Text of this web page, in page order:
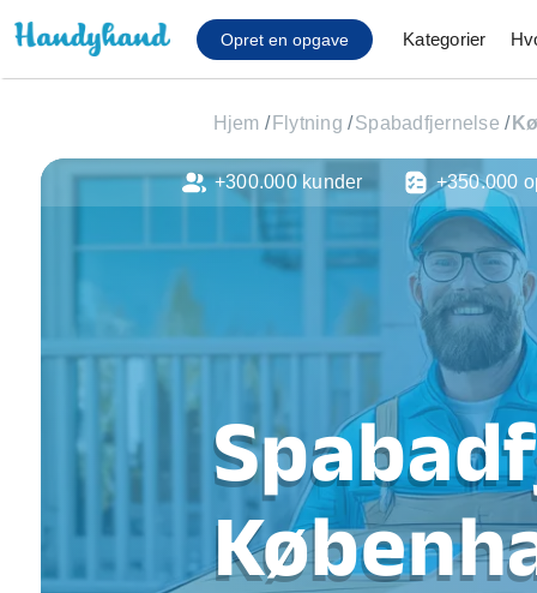
Opret en opgave Kategorier
Affaldsfjernelse
Afhentning af
Anlæg af terrasse
Cykel reparation
Flyttehjælp
Gulvlaminering
Hårde hvidevare
Hjælp til mobil, pc,
Installation af
Møbelsamling og
Ophængning af
Opsætning af
Tømrer
Hjem / Flytning /Spabadfjernelse /
+300.000 kunder +350.000